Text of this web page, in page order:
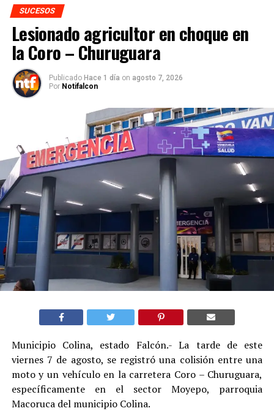
SUCESOS
Lesionado agricultor en choque en
la Coro – Churuguara
Publicado Hace 1 día on agosto 7, 2026
Por Notifalcon
Municipio Colina, estado Falcón.- La tarde de este
viernes 7 de agosto, se registró una colisión entre una
moto y un vehículo en la carretera Coro – Churuguara,
específicamente en el sector Moyepo, parroquia
Macoruca del municipio Colina.